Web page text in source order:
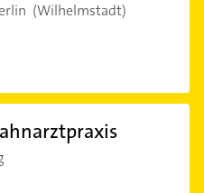
(Wilhelmstadt)